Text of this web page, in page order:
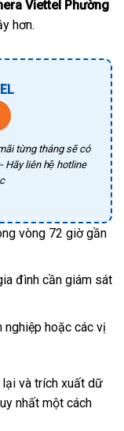
Viettel Phường
hơn.
từng tháng sẽ có
Hãy liên hệ hotline
vòng 72 giờ gần
đình cần giám sát
nghiệp hoặc các vị
lại và trích xuất dữ
nhất một cách